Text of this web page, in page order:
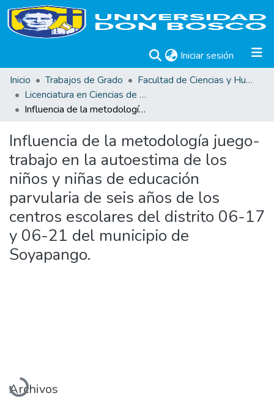
Iniciar sesión (current)
Inicio
Trabajos de Grado
Facultad de Ciencias y Humanidades
Licenciatura en Ciencias de la Educación Opción Parvularia
Influencia de la metodología juego-trabajo en la autoestima de los niños y niñas de educación parvularia de seis años de los centros escolares del distrito 06-17 y 06-21 del municipio de Soyapango.
Influencia de la metodología juego-
trabajo en la autoestima de los
niños y niñas de educación
parvularia de seis años de los
centros escolares del distrito 06-17
y 06-21 del municipio de
Soyapango.
Cargando...
Archivos